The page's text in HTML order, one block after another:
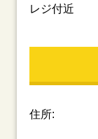
レジ付近
住所: